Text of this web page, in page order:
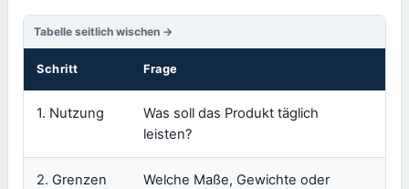
Schritt Frage
1. Nutzung
Was soll das Produkt täglich
leisten?
2. Grenzen
Welche Maße, Gewichte oder